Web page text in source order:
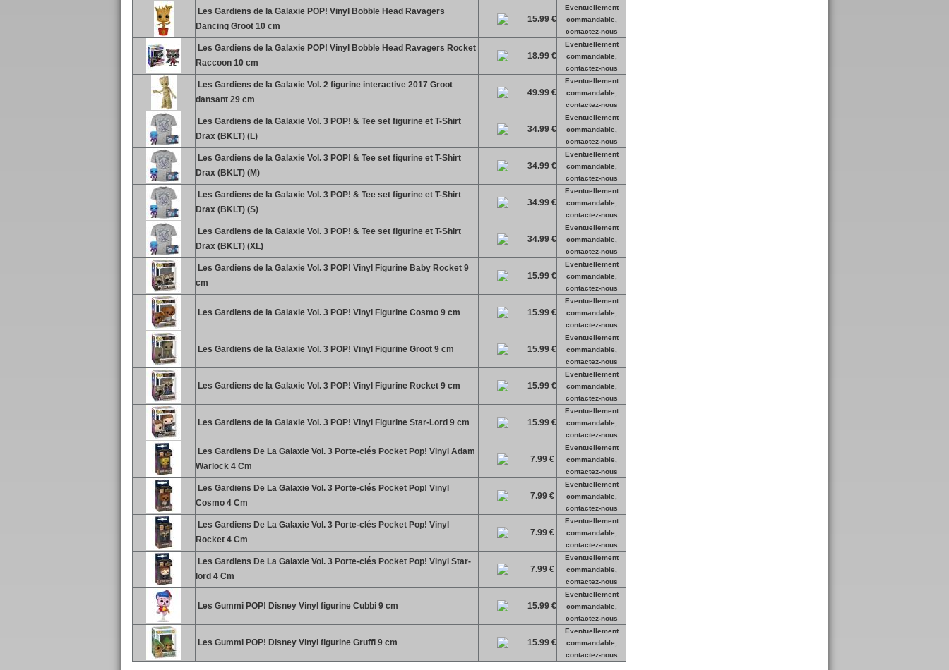
Les Gardiens de la Galaxie POP! Vinyl Bobble Head Ravagers
Dancing Groot 10 cm
15.99 €
Eventuellement
commandable,
contactez-nous
Les Gardiens de la Galaxie POP! Vinyl Bobble Head Ravagers Rocket
Raccoon 10 cm
18.99 €
Eventuellement
commandable,
contactez-nous
Les Gardiens de la Galaxie Vol. 2 figurine interactive 2017 Groot
dansant 29 cm
49.99 €
Eventuellement
commandable,
contactez-nous
Les Gardiens de la Galaxie Vol. 3 POP! & Tee set figurine et T-Shirt
Drax (BKLT) (L)
34.99 €
Eventuellement
commandable,
contactez-nous
Les Gardiens de la Galaxie Vol. 3 POP! & Tee set figurine et T-Shirt
Drax (BKLT) (M)
34.99 €
Eventuellement
commandable,
contactez-nous
Les Gardiens de la Galaxie Vol. 3 POP! & Tee set figurine et T-Shirt
Drax (BKLT) (S)
34.99 €
Eventuellement
commandable,
contactez-nous
Les Gardiens de la Galaxie Vol. 3 POP! & Tee set figurine et T-Shirt
Drax (BKLT) (XL)
34.99 €
Eventuellement
commandable,
contactez-nous
Les Gardiens de la Galaxie Vol. 3 POP! Vinyl Figurine Baby Rocket 9
cm
15.99 €
Eventuellement
commandable,
contactez-nous
Les Gardiens de la Galaxie Vol. 3 POP! Vinyl Figurine Cosmo 9 cm 15.99 €
Eventuellement
commandable,
contactez-nous
Les Gardiens de la Galaxie Vol. 3 POP! Vinyl Figurine Groot 9 cm 15.99 €
Eventuellement
commandable,
contactez-nous
Les Gardiens de la Galaxie Vol. 3 POP! Vinyl Figurine Rocket 9 cm 15.99 €
Eventuellement
commandable,
contactez-nous
Les Gardiens de la Galaxie Vol. 3 POP! Vinyl Figurine Star-Lord 9 cm 15.99 €
Eventuellement
commandable,
contactez-nous
Les Gardiens De La Galaxie Vol. 3 Porte-clés Pocket Pop! Vinyl Adam
Warlock 4 Cm
7.99 €
Eventuellement
commandable,
contactez-nous
Les Gardiens De La Galaxie Vol. 3 Porte-clés Pocket Pop! Vinyl
Cosmo 4 Cm
7.99 €
Eventuellement
commandable,
contactez-nous
Les Gardiens De La Galaxie Vol. 3 Porte-clés Pocket Pop! Vinyl
Rocket 4 Cm
7.99 €
Eventuellement
commandable,
contactez-nous
Les Gardiens De La Galaxie Vol. 3 Porte-clés Pocket Pop! Vinyl Star-
lord 4 Cm
7.99 €
Eventuellement
commandable,
contactez-nous
Les Gummi POP! Disney Vinyl figurine Cubbi 9 cm 15.99 €
Eventuellement
commandable,
contactez-nous
Les Gummi POP! Disney Vinyl figurine Gruffi 9 cm 15.99 €
Eventuellement
commandable,
contactez-nous